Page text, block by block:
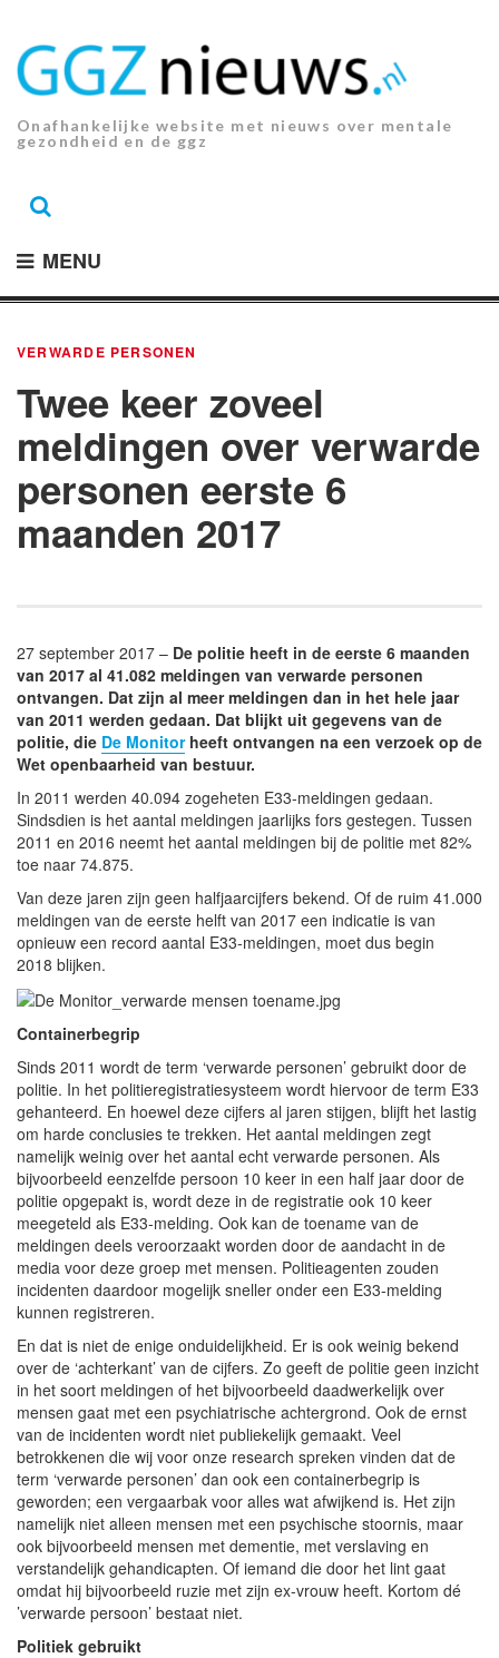
inhoud.
Onafhankelijke website met nieuws over mentale
gezondheid en de ggz
MENU
VERWARDE PERSONEN
Twee keer zoveel
meldingen over verwarde
personen eerste 6
maanden 2017
27 september 2017 – De politie heeft in de eerste 6 maanden
van 2017 al 41.082 meldingen van verwarde personen
ontvangen. Dat zijn al meer meldingen dan in het hele jaar
van 2011 werden gedaan. Dat blijkt uit gegevens van de
politie, die De Monitorheeft ontvangen na een verzoek op de
Wet openbaarheid van bestuur.
In 2011 werden 40.094 zogeheten E33-meldingen gedaan.
Sindsdien is het aantal meldingen jaarlijks fors gestegen. Tussen
2011 en 2016 neemt het aantal meldingen bij de politie met 82%
toe naar 74.875.
Van deze jaren zijn geen halfjaarcijfers bekend. Of de ruim 41.000
meldingen van de eerste helft van 2017 een indicatie is van
opnieuw een record aantal E33-meldingen, moet dus begin
2018 blijken.
Containerbegrip
Sinds 2011 wordt de term ‘verwarde personen’ gebruikt door de
politie. In het politieregistratiesysteem wordt hiervoor de term E33
gehanteerd. En hoewel deze cijfers al jaren stijgen, blijft het lastig
om harde conclusies te trekken. Het aantal meldingen zegt
namelijk weinig over het aantal echt verwarde personen. Als
bijvoorbeeld eenzelfde persoon 10 keer in een half jaar door de
politie opgepakt is, wordt deze in de registratie ook 10 keer
meegeteld als E33-melding. Ook kan de toename van de
meldingen deels veroorzaakt worden door de aandacht in de
media voor deze groep met mensen. Politieagenten zouden
incidenten daardoor mogelijk sneller onder een E33-melding
kunnen registreren.
En dat is niet de enige onduidelijkheid. Er is ook weinig bekend
over de ‘achterkant’ van de cijfers. Zo geeft de politie geen inzicht
in het soort meldingen of het bijvoorbeeld daadwerkelijk over
mensen gaat met een psychiatrische achtergrond. Ook de ernst
van de incidenten wordt niet publiekelijk gemaakt. Veel
betrokkenen die wij voor onze research spreken vinden dat de
term ‘verwarde personen’ dan ook een containerbegrip is
geworden; een vergaarbak voor alles wat afwijkend is. Het zijn
namelijk niet alleen mensen met een psychische stoornis, maar
ook bijvoorbeeld mensen met dementie, met verslaving en
verstandelijk gehandicapten. Of iemand die door het lint gaat
omdat hij bijvoorbeeld ruzie met zijn ex-vrouw heeft. Kortom dé
’verwarde persoon’ bestaat niet.
Politiek gebruikt